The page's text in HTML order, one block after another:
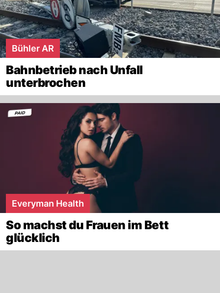
Bühler AR
Bahnbetrieb nach Unfall
unterbrochen
Everyman Health
So machst du Frauen im Bett
glücklich